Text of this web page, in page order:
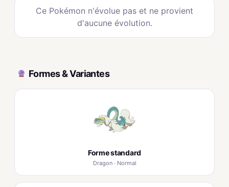
Ce Pokémon n'évolue pas et ne provient
d'aucune évolution.
Formes & Variantes
Forme standard
Dragon · Normal